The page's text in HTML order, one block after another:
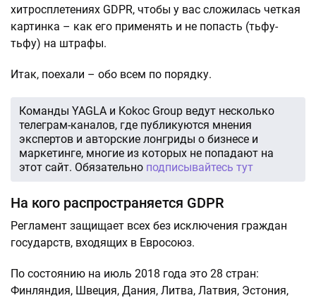
хитросплетениях GDPR, чтобы у вас сложилась четкая
картинка – как его применять и не попасть (тьфу-
тьфу) на штрафы.
Итак, поехали – обо всем по порядку.
Команды YAGLA и Kokoc Group ведут несколько
телеграм-каналов, где публикуются мнения
экспертов и авторские лонгриды о бизнесе и
маркетинге, многие из которых не попадают на
этот сайт. Обязательно подписывайтесь тут
На кого распространяется GDPR
Регламент защищает всех без исключения граждан
государств, входящих в Евросоюз.
По состоянию на июль 2018 года это 28 стран:
Финляндия, Швеция, Дания, Литва, Латвия, Эстония,